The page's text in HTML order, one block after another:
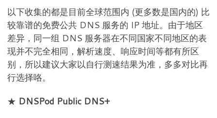
以下收集的都是目前全球范围内 (更多数是国内的) 比
较靠谱的免费公共 DNS 服务的 IP 地址。由于地区
差异，同一组 DNS 服务器在不同国家不同地区的表
现并不完全相同，解析速度、响应时间等都有所区
别，所以建议大家以自行测速结果为准，多多对比再
行选择咯。
★ DNSPod Public DNS+